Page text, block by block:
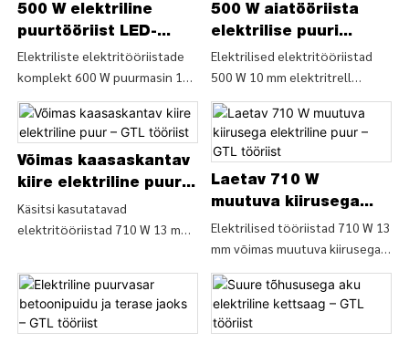
küttepuidu masin / puuokste
lõhkumismasin (LSH5T52HF) -
HIINA GTL TOOLS LIMITED
puulõhkuja (LSH5T52H) kohta -
HIINA GTL TOOLS LIMITED
500 W elektriline
puurtööriist LED-
indikaatori ja
taskulambiga – GTL
tööriist
Elektriliste elektritööriistade
komplekt 600 W puurmasin 13
mm käsilöökpuur (ID0372),
otsige elektriliste
elektritööriistade komplekti
elektriliste elektritööriistade
komplekti 600 W
puurimismasina 13 mm käsitsi
lööktrelli üksikasju ja hinda –
500 W aiatööriista
elektrilise puuri
tootja – GTL Tool
Elektrilised elektritööriistad
500 W 10 mm elektritrell
(ED026), otsige elektritrellide
elektritööriistade üksikasju ja
hinda ettevõttest Electric
Power Tools 500 W 10 mm
elektriline puur (ED026) – HIINA
GTL TOOLS LIMITED
Võimas kaasaskantav
kiire elektriline puur –
GTL tööriist
Käsitsi kasutatavad
elektritööriistad 710 W 13 mm
(ID044-A), otsige üksikasju ja
hinna muutuja kohta käsitsi
elektritööriistadest 710 W 13
mm muutuva kiirusega lööktrell
Laetav 710 W
muutuva kiirusega
elektriline puur – GTL
tööriist
Elektrilised tööriistad 710 W 13
mm võimas muutuva kiirusega
löökkeeraja ja puur (ID044-B),
otsige elektritööriistade
üksikasju ja hinda
elektritööriistade 710 W 13 mm